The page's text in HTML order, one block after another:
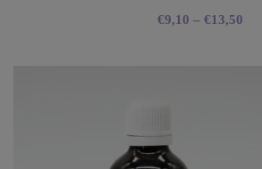
€9,10 – €13,50